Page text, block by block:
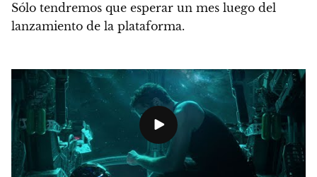
Sólo tendremos que esperar un mes luego del
lanzamiento de la plataforma.